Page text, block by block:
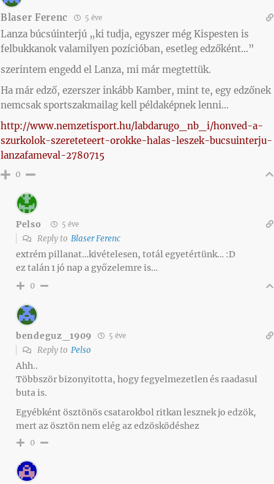
Blaser Ferenc 5 éve
Lanza búcsúinterjú „ki tudja, egyszer még Kispesten is
felbukkanok valamilyen pozícióban, esetleg edzőként…”
szerintem engedd el Lanza, mi már megtettük.
Ha már edző, ezerszer inkább Kamber, mint te, egy edzőnek
nemcsak sportszakmailag kell példaképnek lenni…
http://www.nemzetisport.hu/labdarugo_nb_i/honved-a-
szurkolok-szereteteert-orokke-halas-leszek-bucsuinterju-
lanzafameval-2780715
0
Pelso 5 éve
Reply to Blaser Ferenc
extrém pillanat…kivételesen, totál egyetértünk… :D
ez talán 1 jó nap a győzelemre is…
0
bendeguz_1909 5 éve
Reply to Pelso
Ahh..
Többször bizonyitotta, hogy fegyelmezetlen és raadasul
buta is.
Egyébként ösztönös csatarokbol ritkan lesznek jo edzök,
mert az ösztön nem elég az edzösködéshez
0